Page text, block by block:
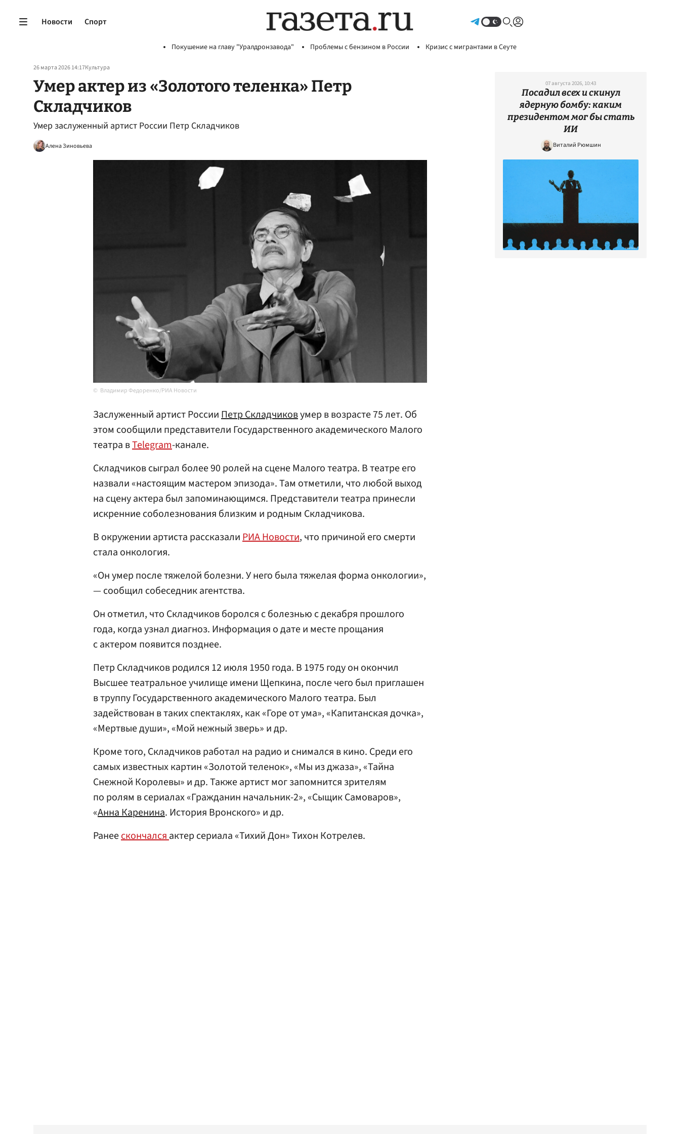
Новости Спорт
Покушение на главу "Уралдронзавода" Проблемы с бензином в России Кризис с мигрантами в Сеуте
26 марта 2026 14:17Культура
Умер актер из «Золотого теленка» Петр
Складчиков
Умер заслуженный артист России Петр Складчиков
Алена Зиновьева
Владимир Федоренко/РИА Новости
Заслуженный артист РоссииПетр Складчиковумер в возрасте 75 лет. Об
этом сообщили представители Государственного академического Малого
театра вTelegram-канале.
Складчиков сыграл более 90 ролей на сцене Малого театра. В театре его
назвали «настоящим мастером эпизода». Там отметили, что любой выход
на сцену актера был запоминающимся. Представители театра принесли
искренние соболезнования близким и родным Складчикова.
В окружении артиста рассказалиРИА Новости, что причиной его смерти
стала онкология.
«Он умер после тяжелой болезни. У него была тяжелая форма онкологии»,
— сообщил собеседник агентства.
Он отметил, что Складчиков боролся с болезнью с декабря прошлого
года, когда узнал диагноз. Информация о дате и месте прощания
с актером появится позднее.
Петр Складчиков родился 12 июля 1950 года. В 1975 году он окончил
Высшее театральное училище имени Щепкина, после чего был приглашен
в труппу Государственного академического Малого театра. Был
задействован в таких спектаклях, как «Горе от ума», «Капитанская дочка»,
«Мертвые души», «Мой нежный зверь» и др.
Кроме того, Складчиков работал на радио и снимался в кино. Среди его
самых известных картин «Золотой теленок», «Мы из джаза», «Тайна
Снежной Королевы» и др. Также артист мог запомнится зрителям
по ролям в сериалах «Гражданин начальник-2», «Сыщик Самоваров»,
«Анна Каренина. История Вронского» и др.
Ранеескончалсяактер сериала «Тихий Дон» Тихон Котрелев.
07 августа 2026, 10:43
Посадил всех и скинул
ядерную бомбу: каким
президентом мог бы стать
ИИ
Виталий Рюмшин